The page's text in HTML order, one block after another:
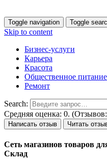
Toggle navigation Toggle
Skip to content
Бизнес-услуги
Карьера
Красота
Общественное питание
Ремонт
Search:
Средняя оценка: 0.
Написать отзыв Читать
Сеть магазинов товаров
Склад